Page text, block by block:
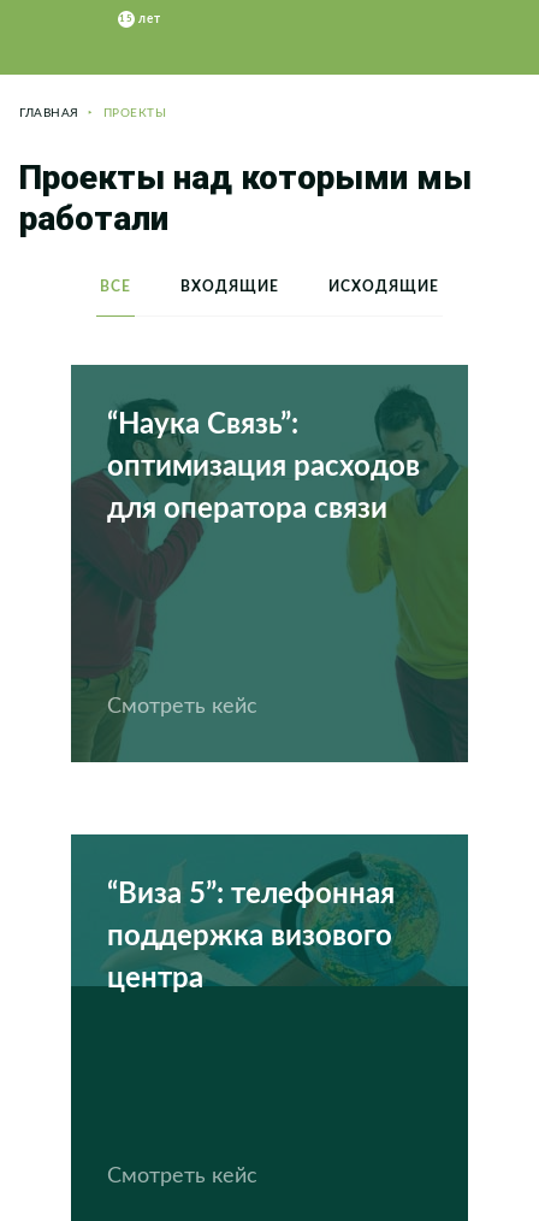
ГЛАВНАЯ ПРОЕКТЫ
Проекты над которыми мы
работали
ВСЕ ВХОДЯЩИЕ ИСХОДЯЩИЕ
“Наука Связь”:
оптимизация расходов
для оператора связи
Смотреть кейс
“Виза 5”: телефонная
поддержка визового
центра
Смотреть кейс